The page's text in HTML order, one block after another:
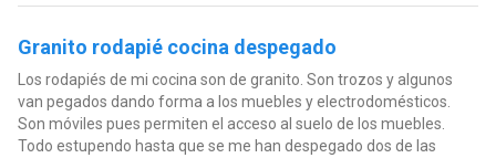
Granito rodapié cocina despegado
Los rodapiés de mi cocina son de granito. Son trozos y algunos
van pegados dando forma a los muebles y electrodomésticos.
Son móviles pues permiten el acceso al suelo de los muebles.
Todo estupendo hasta que se me han despegado dos de las